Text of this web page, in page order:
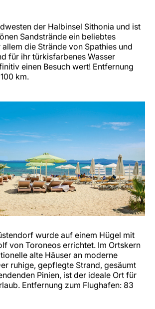
der Halbinsel Sithonia und ist
Sandstrände ein beliebtes
die Strände von Spathies und
für ihr türkisfarbenes Wasser
einen Besuch wert! Entfernung
km.
wurde auf einem Hügel mit
von Toroneos errichtet. Im Ortskern
alte Häuser an moderne
ruhige, gepflegte Strand, gesäumt
Pinien, ist der ideale Ort für
Entfernung zum Flughafen: 83